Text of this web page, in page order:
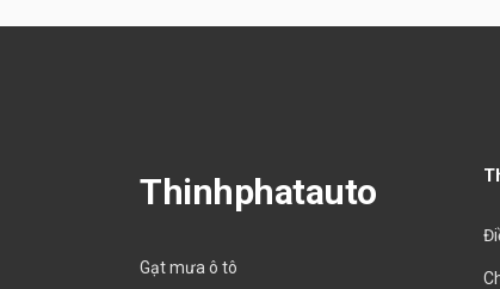
Thinhphatauto
Gạt mưa ô tô